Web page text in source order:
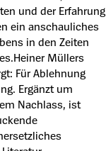
und der Erfahrung
ein anschauliches
in den Zeiten
Müllers
Für Ablehnung
Ergänzt um
Nachlass, ist